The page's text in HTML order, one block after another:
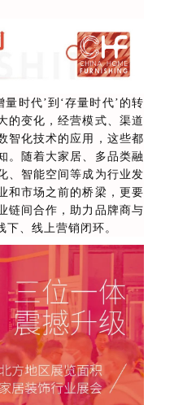
量时代’到‘存量时代’的转
的变化，经营模式、渠道
智化技术的应用，这些都
。随着大家居、多品类融
、智能空间等成为行业发
和市场之前的桥梁，更要
链间合作，助力品牌商与
、线上营销闭环。